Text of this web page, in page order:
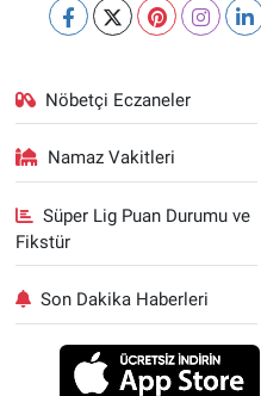
Nöbetçi Eczaneler
Namaz Vakitleri
Süper Lig Puan Durumu ve
Fikstür
Son Dakika Haberleri